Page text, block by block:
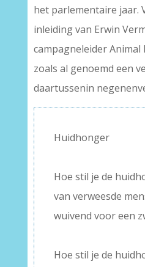
het parlementaire jaar.
inleiding van Erwin
campagneleider Animal
zoals al genoemd een
daartussenin
Huidhonger
Hoe stil je de
van verweesde
wuivend voor een
Hoe stil je de